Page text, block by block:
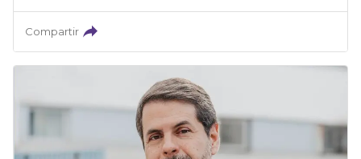
Compartir